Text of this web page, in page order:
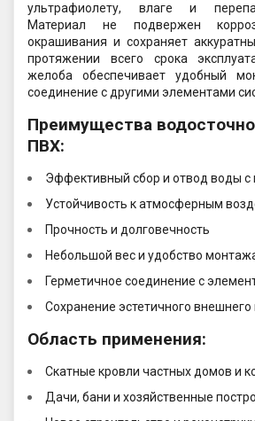
ультрафиолету, влаге и
Материал не подвержен
окрашивания и сохраняет
протяжении всего срока
желоба обеспечивает удобный
соединение с другими элементами
Преимущества
ПВХ:
Эффективный сбор и отвод воды с
Устойчивость к атмосферным
Прочность и долговечность
Небольшой вес и удобство
Герметичное соединение с
Сохранение эстетичного
Область применения:
Скатные кровли частных домов и
Дачи, бани и хозяйственные